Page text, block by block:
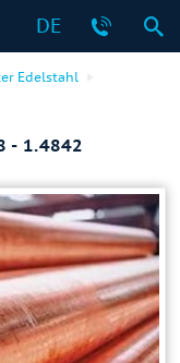
DE
Edelstahl
- 1.4842